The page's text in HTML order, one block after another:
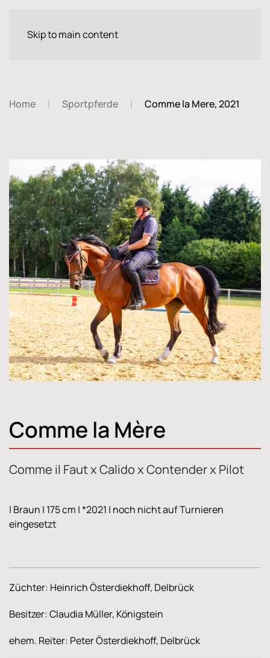
Skip to main content
Home Sportpferde Comme la Mere, 2021
Comme la Mère
Comme il Faut x Calido x Contender x Pilot
| Braun | 175 cm | *2021 | noch nicht auf Turnieren
eingesetzt
Züchter: Heinrich Österdiekhoff, Delbrück
Besitzer: Claudia Müller, Königstein
ehem. Reiter: Peter Österdiekhoff, Delbrück